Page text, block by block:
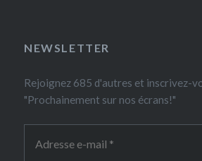
NEWSLETTER
Rejoignez 685 d'autres et inscrivez-
"Prochainement sur nos écrans!"